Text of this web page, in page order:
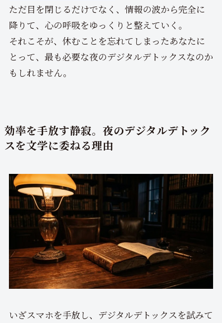
ただ目を閉じるだけでなく、情報の波から完全に
降りて、心の呼吸をゆっくりと整えていく。
それこそが、休むことを忘れてしまったあなたに
とって、最も必要な夜のデジタルデトックスなのか
もしれません。
効率を手放す静寂。夜のデジタルデトック
スを文学に委ねる理由
いざスマホを手放し、デジタルデトックスを試みて